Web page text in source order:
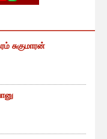
சுகுமாரன்